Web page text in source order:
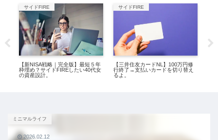
サイドFIRE
【新NISA戦略｜完全版】最短５年
枠埋め？サイドFIREしたい40代女
の資産設計。
サイドFIRE
【三井住友カードNL】100万円修
行終了→支払いカードを切り替え
るよ。
ミニマルライフ
2026.02.12